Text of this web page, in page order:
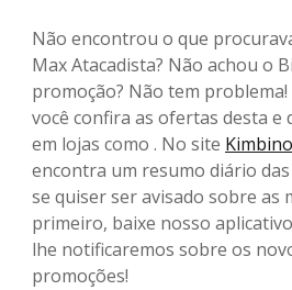
Não encontrou o que
Max Atacadista? Não achou o
promoção? Não tem problema!
você confira as ofertas desta e
em lojas como . No site
encontra um resumo diário
se quiser ser avisado sobre as
primeiro, baixe nosso aplicativo
lhe notificaremos sobre os
promoções!